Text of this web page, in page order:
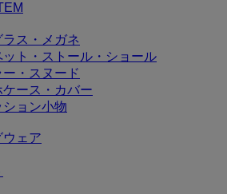
ラス・メガネ
ット・ストール・ショール
ー・スヌード
ケース・カバー
ション小物
ウェア